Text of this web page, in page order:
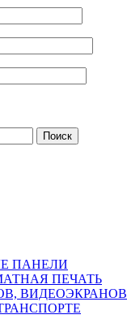
ПАНЕЛИ
ПЕЧАТЬ
ВИДЕОЭКРАНОВ